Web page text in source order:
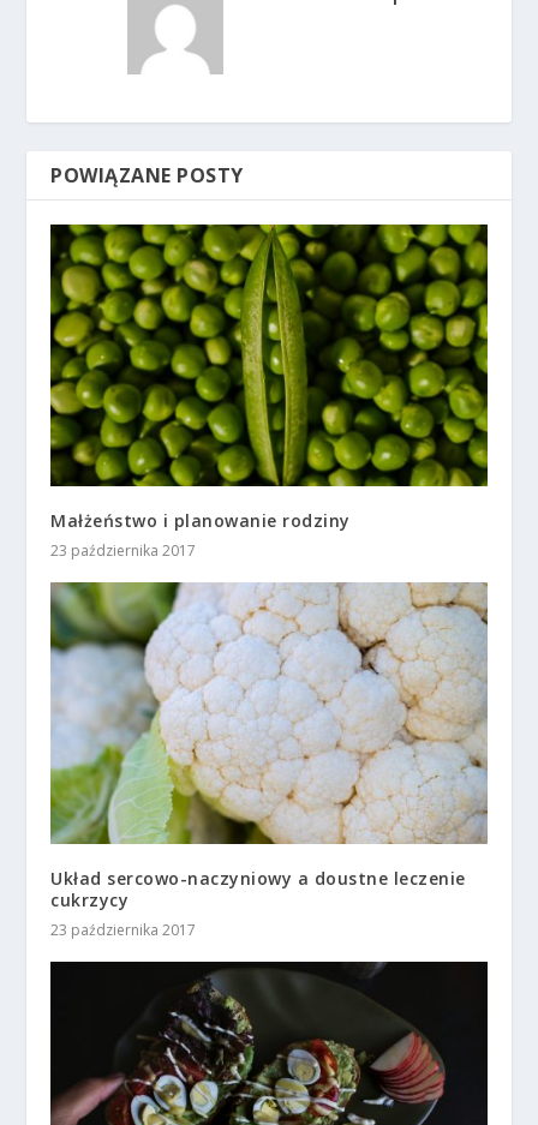
POWIĄZANE POSTY
Małżeństwo i planowanie rodziny
23 października 2017
Układ sercowo-naczyniowy a doustne leczenie
cukrzycy
23 października 2017